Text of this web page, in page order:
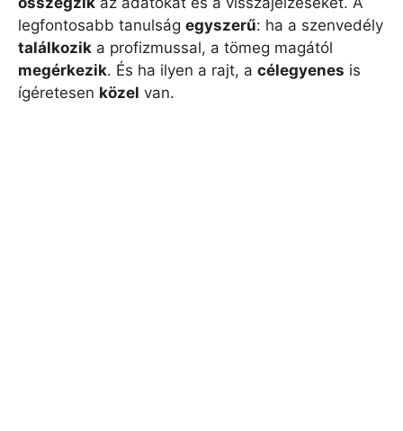
legfontosabb tanulság egyszerű: ha a szenvedély
találkozik a profizmussal, a tömeg magától
megérkezik. És ha ilyen a rajt, a célegyenes is
ígéretesen közel van.